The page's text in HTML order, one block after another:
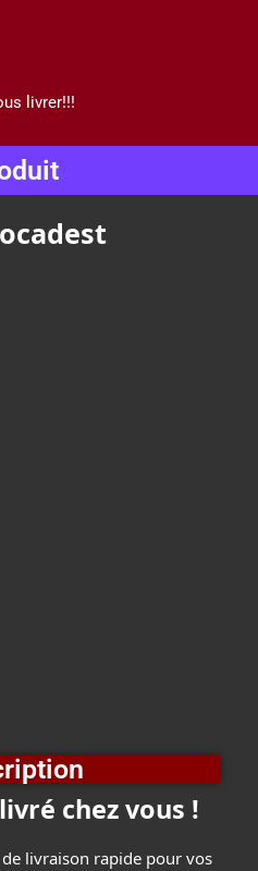
livrer!!!
chez vous !
livraison rapide pour vos